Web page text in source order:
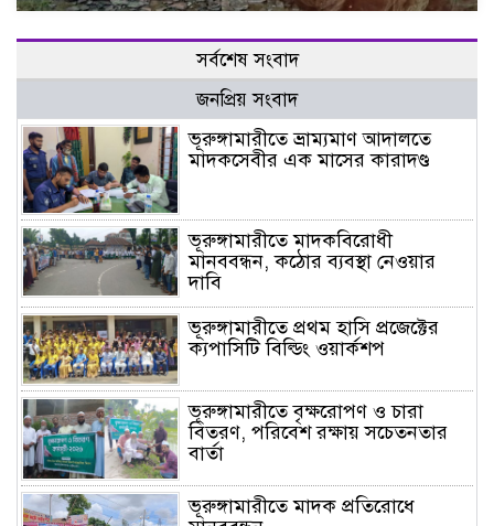
সর্বশেষ সংবাদ
জনপ্রিয় সংবাদ
ভূরুঙ্গামারীতে ভ্রাম্যমাণ আদালতে
মাদকসেবীর এক মাসের কারাদণ্ড
ভূরুঙ্গামারীতে মাদকবিরোধী
মানববন্ধন, কঠোর ব্যবস্থা নেওয়ার
দাবি
ভূরুঙ্গামারীতে প্রথম হাসি প্রজেক্টের
ক্যপাসিটি বিল্ডিং ওয়ার্কশপ
ভূরুঙ্গামারীতে বৃক্ষরোপণ ও চারা
বিতরণ, পরিবেশ রক্ষায় সচেতনতার
বার্তা
ভূরুঙ্গামারীতে মাদক প্রতিরোধে